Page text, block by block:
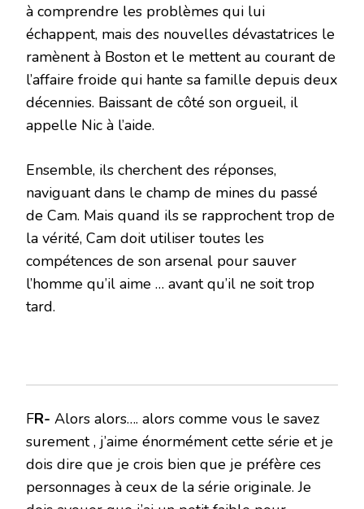
à comprendre les problèmes qui lui
échappent, mais des nouvelles dévastatrices le
ramènent à Boston et le mettent au courant de
l’affaire froide qui hante sa famille depuis deux
décennies. Baissant de côté son orgueil, il
appelle Nic à l’aide.
Ensemble, ils cherchent des réponses,
naviguant dans le champ de mines du passé
de Cam. Mais quand ils se rapprochent trop de
la vérité, Cam doit utiliser toutes les
compétences de son arsenal pour sauver
l’homme qu’il aime … avant qu’il ne soit trop
tard.
FR- Alors alors…. alors comme vous le savez
surement , j’aime énormément cette série et je
dois dire que je crois bien que je préfère ces
personnages à ceux de la série originale. Je